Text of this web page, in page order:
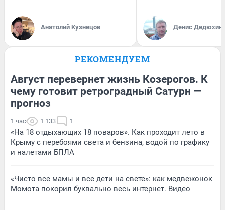
Анатолий Кузнецов Денис Дедюхин
РЕКОМЕНДУЕМ
Август перевернет жизнь Козерогов. К
чему готовит ретроградный Сатурн —
прогноз
1 час 1 133 1
«На 18 отдыхающих 18 поваров». Как проходит лето в
Крыму с перебоями света и бензина, водой по графику
и налетами БПЛА
«Чисто все мамы и все дети на свете»: как медвежонок
Момота покорил буквально весь интернет. Видео